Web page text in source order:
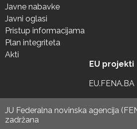
Javne nabavke
Javni oglasi
Pristup informacijama
Plan integriteta
Akti
EU projekti
EU.FENA.BA
JU Federalna novinska agencija
zadržana